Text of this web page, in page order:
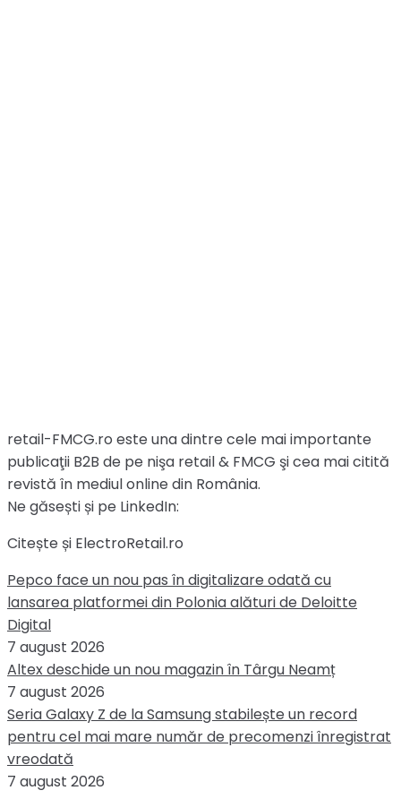
retail-FMCG.ro este una dintre cele mai importante
publicaţii B2B de pe nişa retail & FMCG şi cea mai citită
revistă în mediul online din România.
Ne găsești și pe LinkedIn:
Citește și ElectroRetail.ro
Pepco face un nou pas în digitalizare odată cu
lansarea platformei din Polonia alături de Deloitte
Digital
7 august 2026
Altex deschide un nou magazin în Târgu Neamț
7 august 2026
Seria Galaxy Z de la Samsung stabilește un record
pentru cel mai mare număr de precomenzi înregistrat
vreodată
7 august 2026